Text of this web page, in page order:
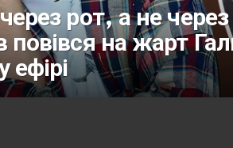
рот, а не
повівся на жарт